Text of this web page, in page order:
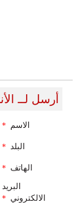
أرسل لــ
الاسم *
البلد *
الهاتف *
البريد
الالكتروني *